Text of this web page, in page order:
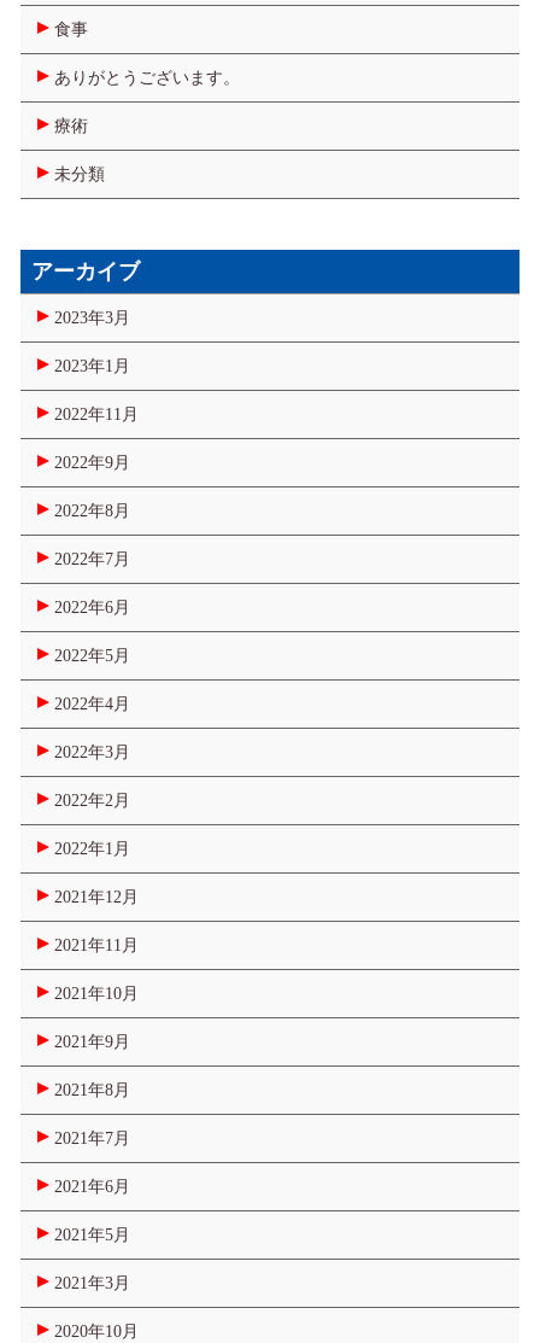
食事
ありがとうございます。
療術
未分類
アーカイブ
2023年3月
2023年1月
2022年11月
2022年9月
2022年8月
2022年7月
2022年6月
2022年5月
2022年4月
2022年3月
2022年2月
2022年1月
2021年12月
2021年11月
2021年10月
2021年9月
2021年8月
2021年7月
2021年6月
2021年5月
2021年3月
2020年10月